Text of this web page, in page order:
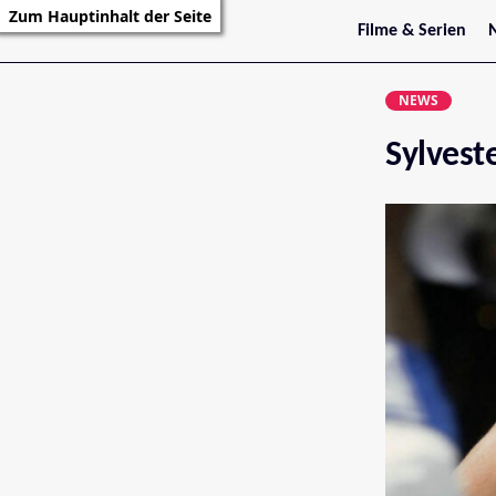
Zum Hauptinhalt der Seite
Filme & Serien
Trailer
Filmarchiv
NEWS